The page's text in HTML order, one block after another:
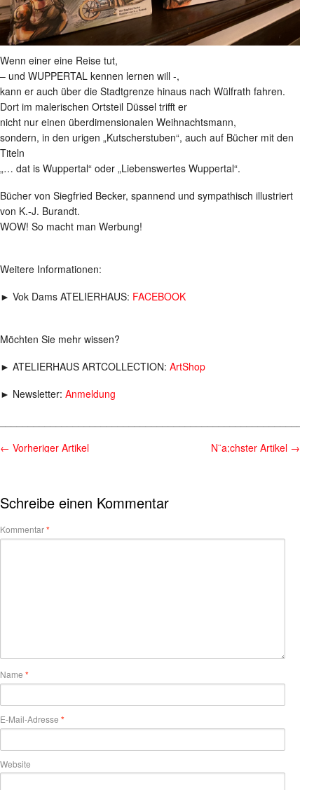
Wenn einer eine Reise tut,
– und WUPPERTAL kennen lernen will -,
kann er auch über die Stadtgrenze hinaus nach Wülfrath fahren.
Dort im malerischen Ortsteil Düssel trifft er
nicht nur einen überdimensionalen Weihnachtsmann,
sondern, in den urigen „Kutscherstuben“, auch auf Bücher mit den
Titeln
„… dat is Wuppertal“ oder „Liebenswertes Wuppertal“.
Bücher von Siegfried Becker, spannend und sympathisch illustriert
von K.-J. Burandt.
WOW! So macht man Werbung!
Weitere Informationen:
► Vok Dams ATELIERHAUS: FACEBOOK
Möchten Sie mehr wissen?
► ATELIERHAUS ARTCOLLECTION: ArtShop
► Newsletter: Anmeldung
← Vorheriger Artikel N¨a;chster Artikel →
Schreibe einen Kommentar
Kommentar*
Name *
E-Mail-Adresse *
Website